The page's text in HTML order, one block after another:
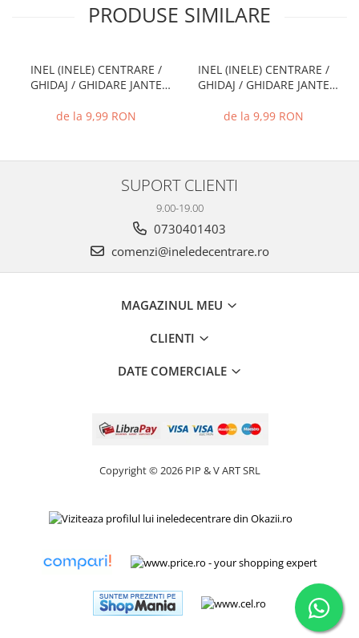
PRODUSE SIMILARE
INEL (INELE) CENTRARE /
GHIDAJ / GHIDARE JANTE
de la 9,99 RON
INEL (INELE) CENTRARE /
GHIDAJ / GHIDARE JANTE
de la 9,99 RON
SUPORT CLIENTI
9.00-19.00
0730401403
comenzi@ineledecentrare.ro
MAGAZINUL MEU
CLIENTI
DATE COMERCIALE
Copyright © 2026 PIP & V ART SRL